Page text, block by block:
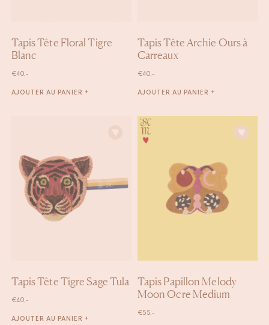
Tapis Tête Floral Tigre
Blanc
€40,-
AJOUTER AU PANIER +
Tapis Tête Archie Ours à
Carreaux
€40,-
AJOUTER AU PANIER +
Tapis Tête Tigre Sage Tula
€40,-
AJOUTER AU PANIER +
Tapis Papillon Melody
Moon Ocre Medium
€55,-